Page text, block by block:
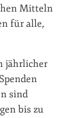
Mitteln
für alle,
jährlicher
sind
bis zu